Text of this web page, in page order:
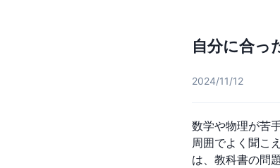
自分に合っ
2024/11/12
数学や物理が苦
周囲でよく聞こ
は、教科書の問